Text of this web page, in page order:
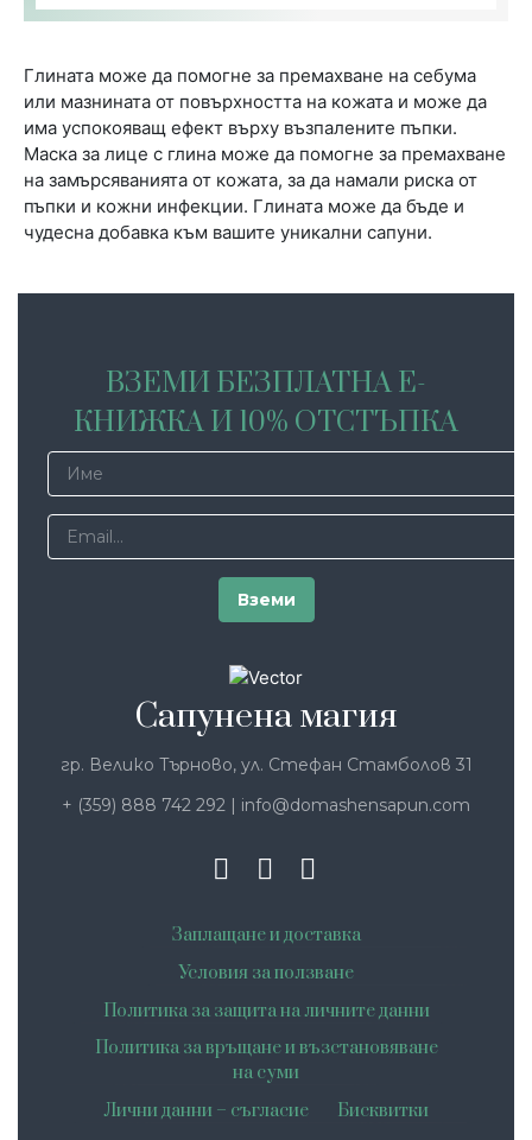
Глината може да помогне за премахване на себума
или мазнината от повърхността на кожата и може да
има успокояващ ефект върху възпалените пъпки.
Маска за лице с глина може да помогне за премахване
на замърсяванията от кожата, за да намали риска от
пъпки и кожни инфекции. Глината може да бъде и
чудесна добавка към вашите уникални сапуни.
ВЗЕМИ БЕЗПЛАТНА Е-
КНИЖКА И 10% ОТСТЪПКА
Сапунена магия
гр. Велико Търново, ул. Стефан Стамболов 31
+ (359) 888 742 292 | info@domashensapun.com
Заплащане и доставка
Условия за ползване
Политика за защита на личните данни
Политика за връщане и възстановяване
на суми
Лични данни – съгласие
Бисквитки